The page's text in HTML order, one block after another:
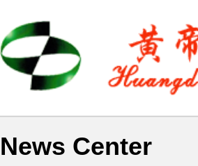
News Center